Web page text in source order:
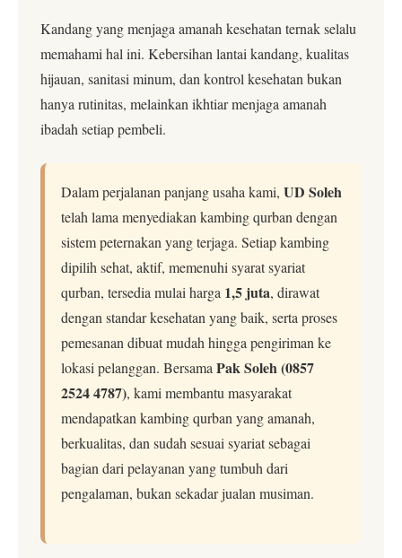
Kandang yang menjaga amanah kesehatan ternak selalu
memahami hal ini. Kebersihan lantai kandang, kualitas
hijauan, sanitasi minum, dan kontrol kesehatan bukan
hanya rutinitas, melainkan ikhtiar menjaga amanah
ibadah setiap pembeli.
Dalam perjalanan panjang usaha kami, UD Soleh
telah lama menyediakan kambing qurban dengan
sistem peternakan yang terjaga. Setiap kambing
dipilih sehat, aktif, memenuhi syarat syariat
qurban, tersedia mulai harga 1,5 juta, dirawat
dengan standar kesehatan yang baik, serta proses
pemesanan dibuat mudah hingga pengiriman ke
lokasi pelanggan. Bersama Pak Soleh (0857
2524 4787), kami membantu masyarakat
mendapatkan kambing qurban yang amanah,
berkualitas, dan sudah sesuai syariat sebagai
bagian dari pelayanan yang tumbuh dari
pengalaman, bukan sekadar jualan musiman.